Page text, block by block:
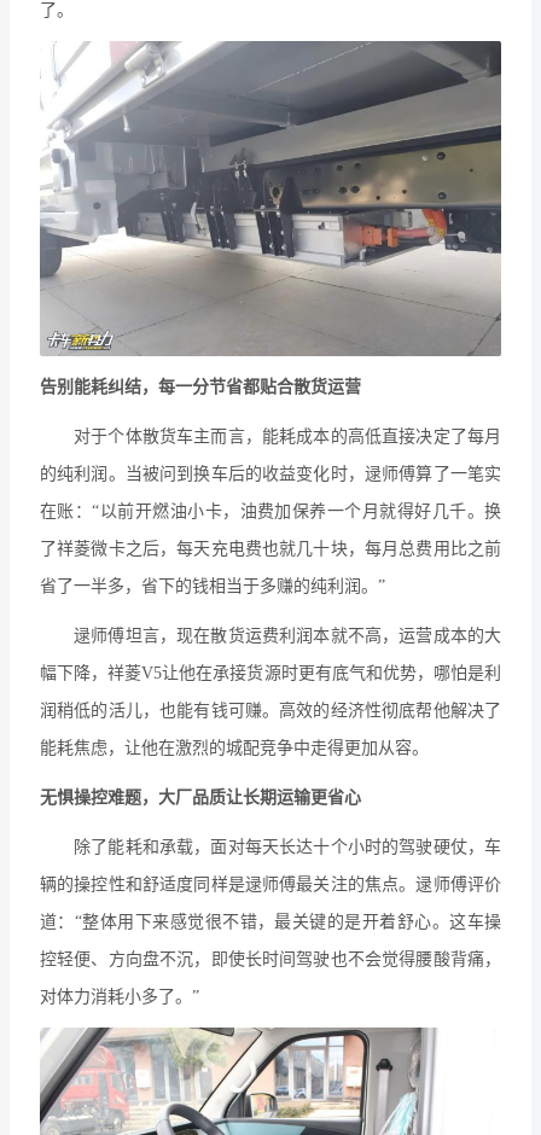
了。
告别能耗纠结，每一分节省都贴合散货运营
对于个体散货车主而言，能耗成本的高低直接决定了每月
的纯利润。当被问到换车后的收益变化时，逯师傅算了一笔实
在账：“以前开燃油小卡，油费加保养一个月就得好几千。换
了祥菱微卡之后，每天充电费也就几十块，每月总费用比之前
省了一半多，省下的钱相当于多赚的纯利润。”
逯师傅坦言，现在散货运费利润本就不高，运营成本的大
幅下降，祥菱V5让他在承接货源时更有底气和优势，哪怕是利
润稍低的活儿，也能有钱可赚。高效的经济性彻底帮他解决了
能耗焦虑，让他在激烈的城配竞争中走得更加从容。
无惧操控难题，大厂品质让长期运输更省心
除了能耗和承载，面对每天长达十个小时的驾驶硬仗，车
辆的操控性和舒适度同样是逯师傅最关注的焦点。逯师傅评价
道：“整体用下来感觉很不错，最关键的是开着舒心。这车操
控轻便、方向盘不沉，即使长时间驾驶也不会觉得腰酸背痛，
对体力消耗小多了。”